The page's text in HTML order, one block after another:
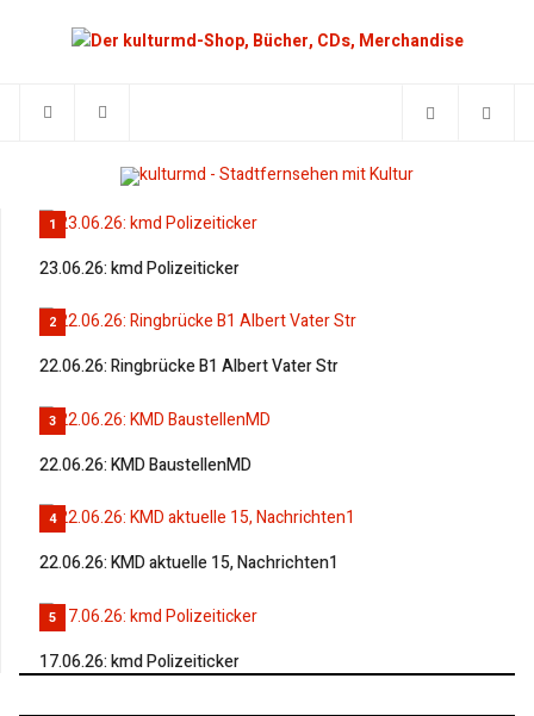
1
23.06.26: kmd Polizeiticker
2
22.06.26: Ringbrücke B1 Albert Vater Str
3
22.06.26: KMD BaustellenMD
4
22.06.26: KMD aktuelle 15, Nachrichten1
5
17.06.26: kmd Polizeiticker